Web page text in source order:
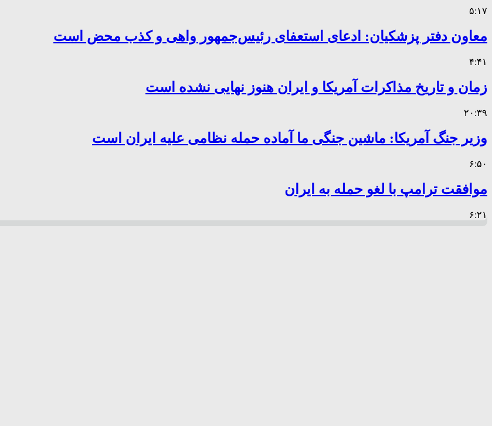
۵:۱۷
معاون دفتر پزشکیان: ادعای استعفای رئیس‌جمهور واهی و کذب محض است
۴:۴۱
زمان و تاریخ مذاکرات آمریکا و ایران هنوز نهایی نشده است
۲۰:۳۹
وزیر جنگ آمریکا: ماشین جنگی ما آماده حمله نظامی علیه ایران است
۶:۵۰
موافقت ترامپ با لغو حمله به ایران
۶:۲۱